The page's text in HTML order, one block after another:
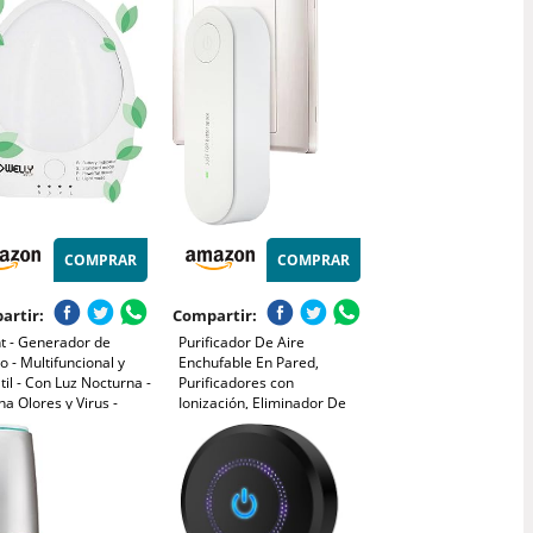
H, Temporizador, 2
Carga con USB,
1800mAh
Dormitorio/Sala de
Mascotas/Oficina, Cubre
Hasta 15m2 (Blanco)
COMPRAR
- Generador de
- Multifuncional y
- Con Luz Nocturna -
Olores y Virus -
3 Modos de Trabajo
Variedad de
- Fácil de Usar
Blanco
COMPRAR
Compartir:
Purificador De Aire
Enchufable En Pared,
Purificadores con
Ionización, Eliminador De
Olores Silencioso Con Filtro
Para Garaje Dormitorio
Cocina Apartamento Oficina
Baño Residencia